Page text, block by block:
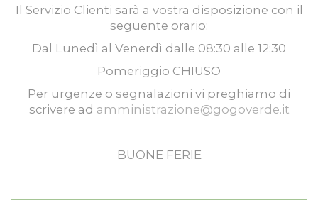
Il Servizio Clienti sarà a vostra disposizione con il
seguente orario:
Dal Lunedì al Venerdì dalle 08:30 alle 12:30
Pomeriggio CHIUSO
Per urgenze o segnalazioni vi preghiamo di
scrivere ad amministrazione@gogoverde.it
BUONE FERIE